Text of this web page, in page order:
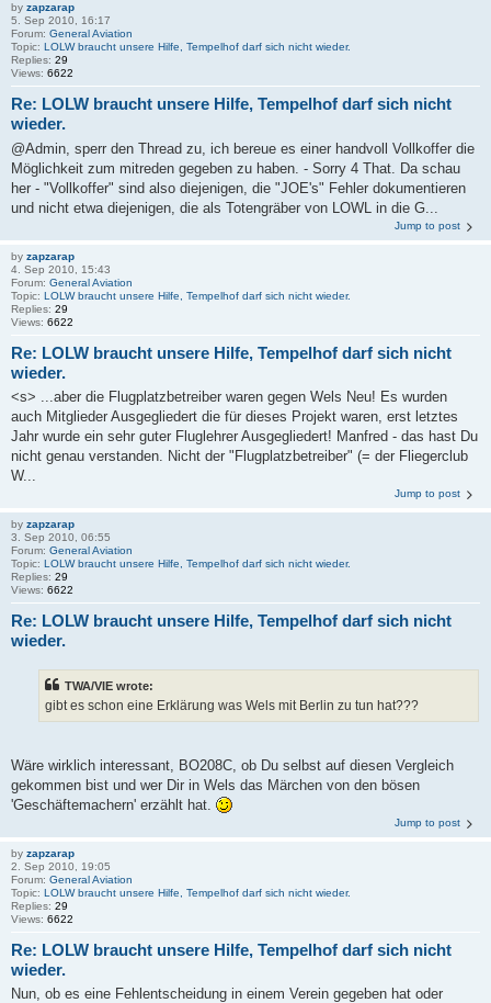
by zapzarap
5. Sep 2010, 16:17
Forum: General Aviation
Topic: LOLW braucht unsere Hilfe, Tempelhof darf sich nicht wieder.
Replies: 29
Views: 6622
Re: LOLW braucht unsere Hilfe, Tempelhof darf sich nicht
wieder.
@Admin, sperr den Thread zu, ich bereue es einer handvoll Vollkoffer die
Möglichkeit zum mitreden gegeben zu haben. - Sorry 4 That. Da schau
her - "Vollkoffer" sind also diejenigen, die "JOE's" Fehler dokumentieren
und nicht etwa diejenigen, die als Totengräber von LOWL in die G...
Jump to post
by zapzarap
4. Sep 2010, 15:43
Forum: General Aviation
Topic: LOLW braucht unsere Hilfe, Tempelhof darf sich nicht wieder.
Replies: 29
Views: 6622
Re: LOLW braucht unsere Hilfe, Tempelhof darf sich nicht
wieder.
<s> ...aber die Flugplatzbetreiber waren gegen Wels Neu! Es wurden
auch Mitglieder Ausgegliedert die für dieses Projekt waren, erst letztes
Jahr wurde ein sehr guter Fluglehrer Ausgegliedert! Manfred - das hast Du
nicht genau verstanden. Nicht der "Flugplatzbetreiber" (= der Fliegerclub
W...
Jump to post
by zapzarap
3. Sep 2010, 06:55
Forum: General Aviation
Topic: LOLW braucht unsere Hilfe, Tempelhof darf sich nicht wieder.
Replies: 29
Views: 6622
Re: LOLW braucht unsere Hilfe, Tempelhof darf sich nicht
wieder.
TWA/VIE wrote:
gibt es schon eine Erklärung was Wels mit Berlin zu tun hat???
Wäre wirklich interessant, BO208C, ob Du selbst auf diesen Vergleich
gekommen bist und wer Dir in Wels das Märchen von den bösen
'Geschäftemachern' erzählt hat.
Jump to post
by zapzarap
2. Sep 2010, 19:05
Forum: General Aviation
Topic: LOLW braucht unsere Hilfe, Tempelhof darf sich nicht wieder.
Replies: 29
Views: 6622
Re: LOLW braucht unsere Hilfe, Tempelhof darf sich nicht
wieder.
Nun, ob es eine Fehlentscheidung in einem Verein gegeben hat oder